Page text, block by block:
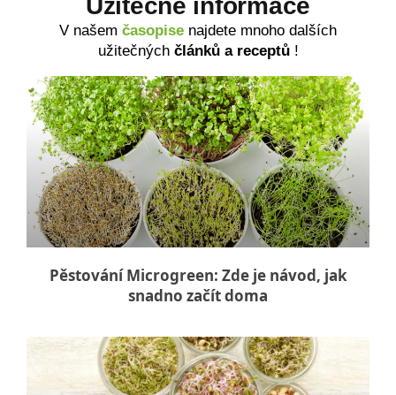
Užitečné informace
V našem časopise najdete mnoho dalších
užitečných článků a receptů!
Pěstování Microgreen: Zde je návod, jak
snadno začít doma